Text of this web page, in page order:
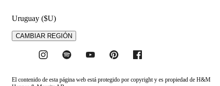
Uruguay ($U)
CAMBIAR REGIÓN
El contenido de esta página web está protegido por copyright y es propiedad de H&M